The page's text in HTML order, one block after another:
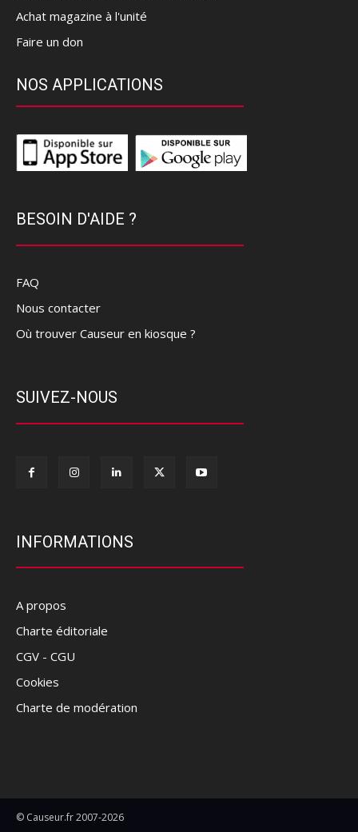
Achat magazine à l'unité
Faire un don
NOS APPLICATIONS
BESOIN D'AIDE ?
FAQ
Nous contacter
Où trouver Causeur en kiosque ?
SUIVEZ-NOUS
INFORMATIONS
A propos
Charte éditoriale
CGV - CGU
Cookies
Charte de modération
© Causeur.fr 2007-2026